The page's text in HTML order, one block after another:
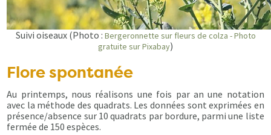
Suivi oiseaux (Photo : Bergeronnette sur fleurs de colza - Photo
gratuite sur Pixabay)
Flore spontanée
Au printemps, nous réalisons une fois par an une notation
avec la méthode des quadrats. Les données sont exprimées en
présence/absence sur 10 quadrats par bordure, parmi une liste
fermée de 150 espèces.